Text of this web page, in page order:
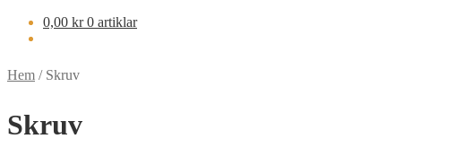
0,00 kr 0 artiklar
Hem / Skruv
Skruv